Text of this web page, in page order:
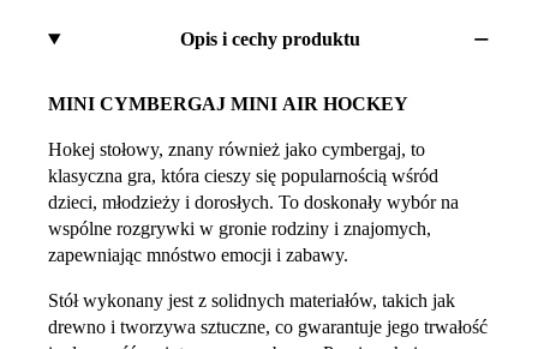
Opis i cechy produktu
MINI CYMBERGAJ MINI AIR HOCKEY
Hokej stołowy, znany również jako cymbergaj, to
klasyczna gra, która cieszy się popularnością wśród
dzieci, młodzieży i dorosłych. To doskonały wybór na
wspólne rozgrywki w gronie rodziny i znajomych,
zapewniając mnóstwo emocji i zabawy.
Stół wykonany jest z solidnych materiałów, takich jak
drewno i tworzywa sztuczne, co gwarantuje jego trwałość